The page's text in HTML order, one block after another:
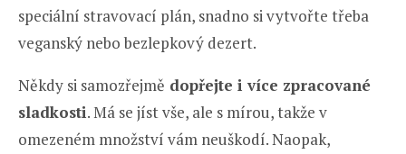
speciální stravovací plán, snadno si vytvořte třeba
veganský nebo bezlepkový dezert.
Někdy si samozřejmě dopřejte i více zpracované
sladkosti. Má se jíst vše, ale s mírou, takže v
omezeném množství vám neuškodí. Naopak,